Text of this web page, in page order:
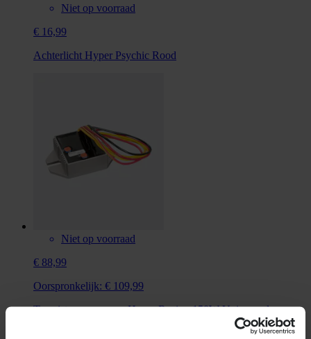
Niet op voorraad
€ 16,99
Achterlicht Hyper Psychic Rood
Niet op voorraad
€ 88,99
Oorspronkelijk: € 109,99
Transistor-omvormer Hyper Racing 150W Universeel